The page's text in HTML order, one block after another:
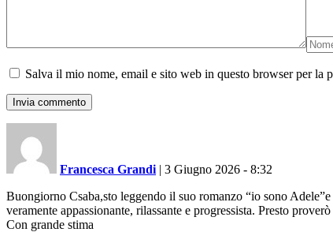
Salva il mio nome, email e sito web in questo browser per la
Francesca Grandi | 3 Giugno 2026 - 8:32
Buongiorno Csaba,sto leggendo il suo romanzo “io sono
veramente appassionante, rilassante e progressista. Presto
Con grande stima